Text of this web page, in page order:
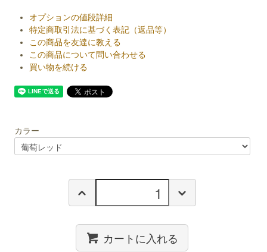
オプションの値段詳細
特定商取引法に基づく表記（返品等）
この商品を友達に教える
この商品について問い合わせる
買い物を続ける
カラー
カートに入れる